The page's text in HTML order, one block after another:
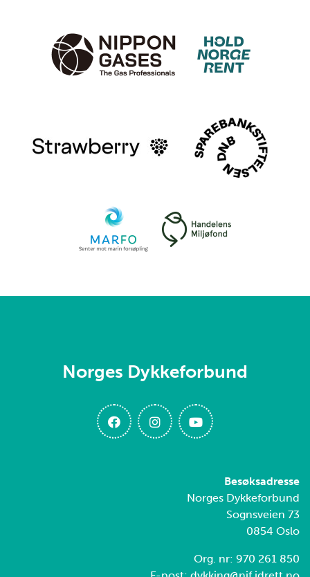
Norges Dykkeforbund
Besøksadresse
Norges Dykkeforbund
Sognsveien 73
0854 Oslo
Org. nr: 970 261 850